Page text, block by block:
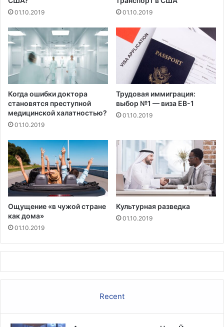
в
а
е
е
в
ы
б
р
а
,
ч
т
о
б
ы
в
з
л
а
т
ь
01.10.2019 01.10.2019
Когда ошибки доктора
становятся преступной
медицинской халатностью?
01.10.2019
Трудовая иммиграция:
выбор №1 — виза EB-1
01.10.2019
Ощущение «в чужой стране
как дома»
01.10.2019
Культурная разведка
01.10.2019
Recent